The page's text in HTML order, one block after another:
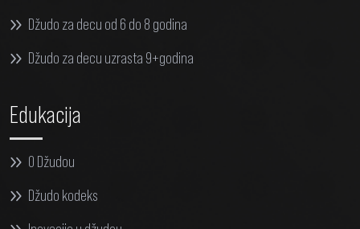
Džudo za decu od 6 do 8 godina
Džudo za decu uzrasta 9+godina
Edukacija
O Džudou
Džudo kodeks